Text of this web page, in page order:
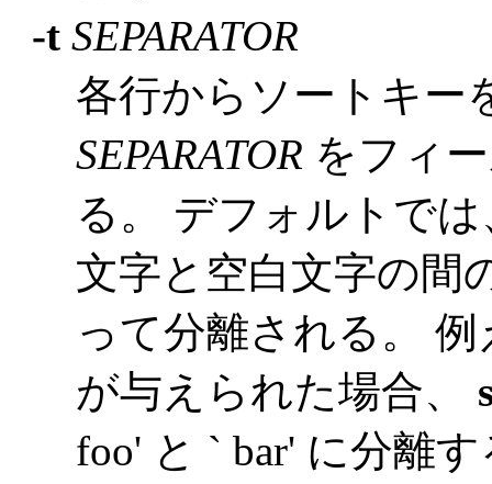
-t SEPARATOR
各行からソートキー
SEPARATOR をフィ
る。 デフォルトで
文字と空白文字の間
って分離される。
が与えられた場合、
foo' と ` bar' に分離